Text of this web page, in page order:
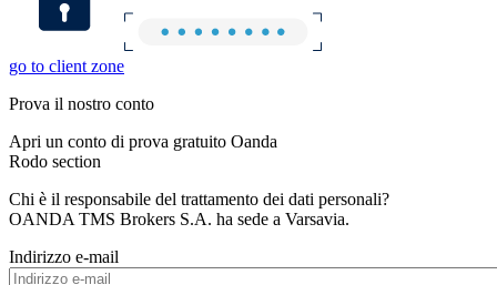
go to client zone
Prova il nostro conto
Apri un conto di prova gratuito Oanda
Rodo section
Chi è il responsabile del trattamento dei dati personali?
OANDA TMS Brokers S.A. ha sede a Varsavia.
Indirizzo e-mail